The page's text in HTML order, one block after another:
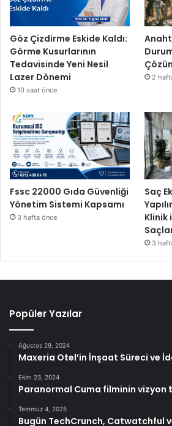
Göz Çizdirme Eskide Kaldı:
Görme Kusurlarının
Tedavisinde Yeni Nesil
Lazer Dönemi
10 saat önce
2
Fssc 22000 Gıda Güvenliği
Yönetim Sistemi Kapsamı
3 hafta önce
Saç
Klinik
3
Popüler Yazılar
Ağustos 29, 2024
Maxeria Otel’in İnşaat Süreci ve
Ekim 23, 2024
Paranormal Cuma filminin vizyon
Temmuz 4, 2025
Bugün TechCrunch, Catwatchful